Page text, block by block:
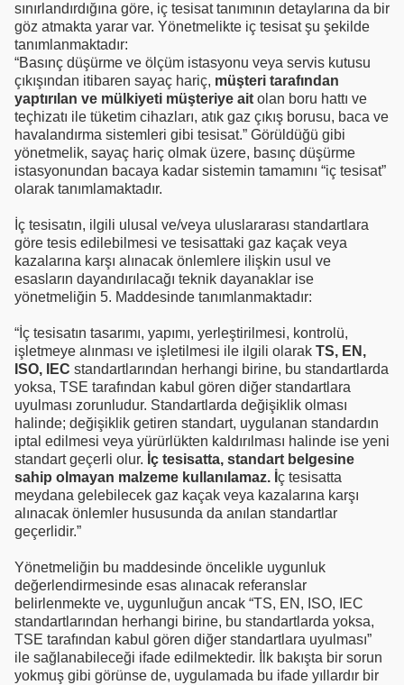
sınırlandırdığına göre, iç tesisat tanımının detaylarına da bir
göz atmakta yarar var. Yönetmelikte iç tesisat şu şekilde
tanımlanmaktadır:
“Basınç düşürme ve ölçüm istasyonu veya servis kutusu
çıkışından itibaren sayaç hariç, müşteri tarafından
yaptırılan ve mülkiyeti müşteriye ait olan boru hattı ve
teçhizatı ile tüketim cihazları, atık gaz çıkış borusu, baca ve
havalandırma sistemleri gibi tesisat.” Görüldüğü gibi
yönetmelik, sayaç hariç olmak üzere, basınç düşürme
istasyonundan bacaya kadar sistemin tamamını “iç tesisat”
olarak tanımlamaktadır.
İç tesisatın, ilgili ulusal ve/veya uluslararası standartlara
göre tesis edilebilmesi ve tesisattaki gaz kaçak veya
kazalarına karşı alınacak önlemlere ilişkin usul ve
esasların dayandırılacağı teknik dayanaklar ise
yönetmeliğin 5. Maddesinde tanımlanmaktadır:
“İç tesisatın tasarımı, yapımı, yerleştirilmesi, kontrolü,
işletmeye alınması ve işletilmesi ile ilgili olarak TS, EN,
ISO, IEC standartlarından herhangi birine, bu standartlarda
yoksa, TSE tarafından kabul gören diğer standartlara
uyulması zorunludur. Standartlarda değişiklik olması
halinde; değişiklik getiren standart, uygulanan standardın
iptal edilmesi veya yürürlükten kaldırılması halinde ise yeni
standart geçerli olur. İç tesisatta, standart belgesine
sahip olmayan malzeme kullanılamaz. İ ç tesisatta
meydana gelebilecek gaz kaçak veya kazalarına karşı
alınacak önlemler hususunda da anılan standartlar
geçerlidir.”
Yönetmeliğin bu maddesinde öncelikle uygunluk
değerlendirmesinde esas alınacak referanslar
belirlenmekte ve, uygunluğun ancak “TS, EN, ISO, IEC
standartlarından herhangi birine, bu standartlarda yoksa,
TSE tarafından kabul gören diğer standartlara uyulması”
ile sağlanabileceği ifade edilmektedir. İlk bakışta bir sorun
yokmuş gibi görünse de, uygulamada bu ifade yıllardır bir